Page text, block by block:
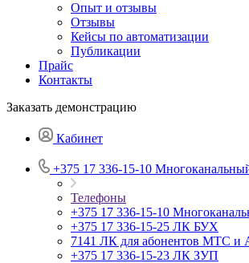
Опыт и отзывы
Отзывы
Кейсы по автоматизации
Публикации
Прайс
Контакты
Заказать демонстрацию
Кабинет
+375 17 336-15-10
Телефоны
+375 17 336-15-10
+375 17 336-15-25 ЛК БУХ
7141 ЛК для абонентов МТС и
+375 17 336-15-23 ЛК ЗУП